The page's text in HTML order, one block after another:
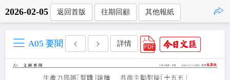
2026-02-05 返回首版 往期回顧 其他報紙
A05 要聞 詳情